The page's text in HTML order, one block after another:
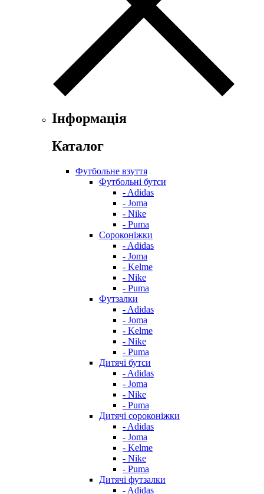
Інформація
Каталог
Футбольне взуття
Футбольні бутси
- Adidas
- Joma
- Nike
- Puma
Сороконіжки
- Adidas
- Joma
- Kelme
- Nike
- Puma
Футзалки
- Adidas
- Joma
- Kelme
- Nike
- Puma
Дитячі бутси
- Adidas
- Joma
- Nike
- Puma
Дитячі сороконіжки
- Adidas
- Joma
- Kelme
- Nike
- Puma
Дитячі футзалки
- Adidas